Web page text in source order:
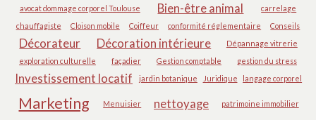
avocat dommage corporel Toulouse Bien-être animal
carrelage
chauffagiste
Cloison mobile Coiffeur conformité réglementaire Conseils
Décorateur Décoration intérieure
Dépannage vitrerie
exploration culturelle
façadier Gestion comptable gestion du stress
Investissement locatif jardin botanique Juridique langage corporel
Marketing Menuisier nettoyage patrimoine immobilier